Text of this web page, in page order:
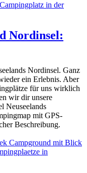
Nordinsel:
Nordinsel. Ganz
ein Erlebnis. Aber
für uns wirklich
wir dir unsere
Neuseelands
mit GPS-
Beschreibung.